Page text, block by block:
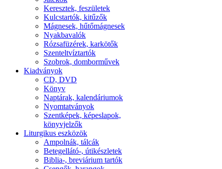
Keresztek, feszületek
Kulcstartók, kitűzők
Mágnesek, hűtőmágnesek
Nyakbavalók
Rózsafüzérek, karkötők
Szenteltvíztartók
Szobrok, domborművek
Kiadványok
CD, DVD
Könyv
Naptárak, kalendáriumok
Nyomtatványok
Szentképek, képeslapok,
könyvjelzők
Liturgikus eszközök
Ampolnák, tálcák
Betegellátó-, útikészletek
Biblia-, breviárium tartók